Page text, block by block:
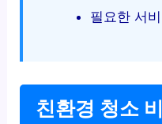
필요한 서
친환경 청소